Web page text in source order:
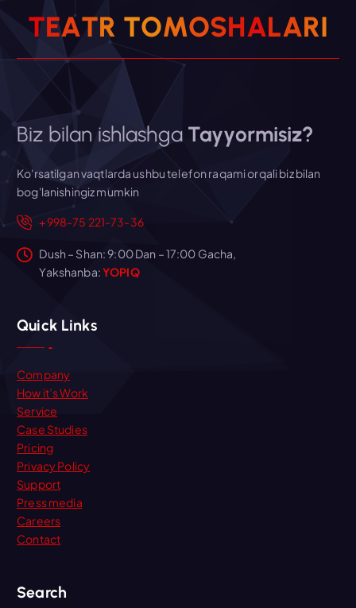
TEATR TOMOSHALARI
Biz bilan ishlashgaTayyormisiz?
Ko'rsatilgan vaqtlarda ushbu telefon raqami orqali biz bilan
bog'lanishingiz mumkin
+998-75 221-73-36
Dush – Shan: 9:00 Dan – 17:00 Gacha,
Yakshanba:YOPIQ
Quick Links
Company
How it’s Work
Service
Case Studies
Pricing
Privacy Policy
Support
Press media
Careers
Contact
Search